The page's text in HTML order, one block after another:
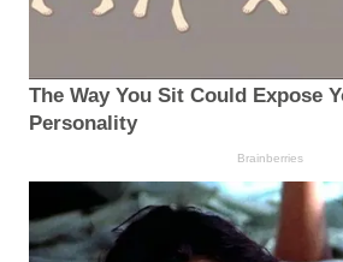
The Way You Sit Could Expose
Personality
Brainberries